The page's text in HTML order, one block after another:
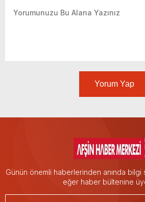
Yorum Yap
Günün önemli haberlerinden anında bilgi
eğer haber bültenine